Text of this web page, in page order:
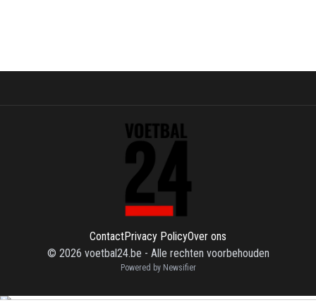
ContactPrivacy PolicyOver ons
© 2026 voetbal24.be - Alle rechten voorbehouden
Powered by Newsifier